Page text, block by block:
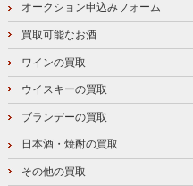
オークション申込みフォーム
買取可能なお酒
ワインの買取
ウイスキーの買取
ブランデーの買取
日本酒・焼酎の買取
その他の買取